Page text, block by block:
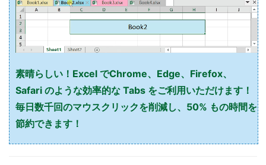
素晴らしい！Excel でChrome、Edge、Firefox、
Safari のような効率的な Tabs をご利用いただけます！
毎日数千回のマウスクリックを削減し、50% もの時間を
節約できます！